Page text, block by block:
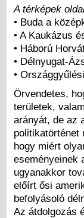
A térképek
• Buda a
• A Kaukázus
• Háború
• Délnyugat-
•
Örvendetes,
területek,
arányát, de az
politikatörténet
hogy miért
eseményeinek
ugyanakkor
előírt ősi
befolyásoló
Az átdolgozás